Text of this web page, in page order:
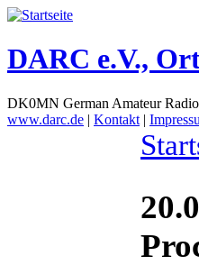
DARC e.V.,
DK0MN German Amateur
www.darc.de | Kontakt |